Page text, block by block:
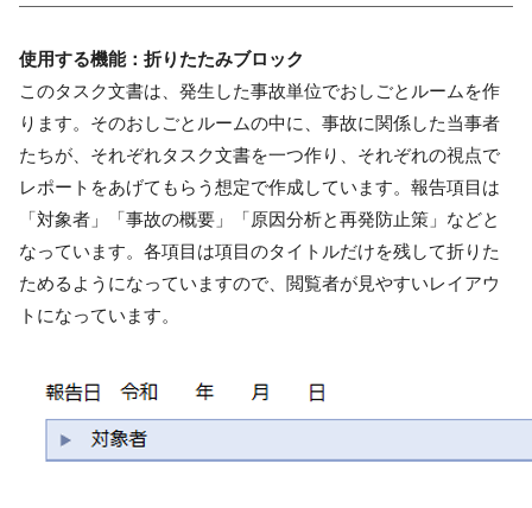
使用する機能：折りたたみブロック
このタスク文書は、発生した事故単位でおしごとルームを作
ります。そのおしごとルームの中に、事故に関係した当事者
たちが、それぞれタスク文書を一つ作り、それぞれの視点で
レポートをあげてもらう想定で作成しています。報告項目は
「対象者」「事故の概要」「原因分析と再発防止策」などと
なっています。各項目は項目のタイトルだけを残して折りた
ためるようになっていますので、閲覧者が見やすいレイアウ
トになっています。